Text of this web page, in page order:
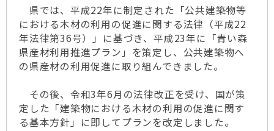
県では、平成22年に制定された「公共建築物等
における木材の利用の促進に関する法律（平成22
年法律第36号）」に基づき、平成23年に「青い森
県産材利用推進プラン」を策定し、公共建築物へ
の県産材の利用促進に取り組んできました。
その後、令和3年6月の法律改正を受け、国が策
定した「建築物における木材の利用の促進に関す
る基本方針」に即してプランを改定しました。